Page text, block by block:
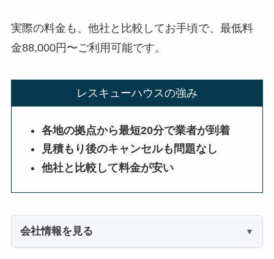
実際の料金も、他社と比較してお手頃で、最低料
金88,000円〜ご利用可能です。
レスキューハウスの強み
各地の拠点から最短20分で業者が到着
見積もり後のキャンセルも問題なし
他社と比較して料金が安い
会社情報を見る